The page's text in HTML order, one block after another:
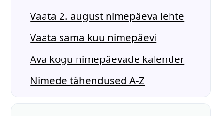
Vaata 2. august nimepäeva lehte
Vaata sama kuu nimepäevi
Ava kogu nimepäevade kalender
Nimede tähendused A-Z